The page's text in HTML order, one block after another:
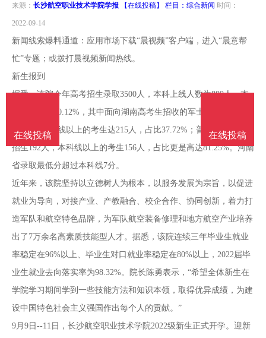
稿
来源： 长沙航空职业技术学院学报 【在线投稿】 栏目： 综合新闻 时间：
2022-09-14
新闻线索爆料通道：应用市场下载“晨视频”客户端，进入“晨意帮
忙”专题；或拨打晨视频新闻热线。
新生报到
据悉，该院今年高考招生录取3500人，本科上线人数为889人，本
科上线率为30.12%，其中面向湖南高考生招收的军士类（物理）有
570人，本科线以上的考生达215人，占比37.72%；普通类（物理）
招生192人，本科线以上的考生156人，占比更是高达81.25%。河南
省录取最低分超过本科线7分。
近年来，该院坚持以立德树人为根本，以服务发展为宗旨，以促进
就业为导向，对接产业、产教融合、校企合作、协同创新，着力打
造军队和航空特色品牌，为军队航空装备修理和地方航空产业培养
出了7万余名高素质技能型人才。据悉，该院连续三年毕业生就业
率稳定在96%以上、毕业生对口就业率稳定在80%以上，2022届毕
业生就业去向落实率为98.32%。院长陈勇表示，“希望全体新生在
学院学习期间学到一些技能方法和知识本领，取得优异成绩，为建
设中国特色社会主义强国作出每个人的贡献。”
9月9日--11日，长沙航空职业技术学院2022级新生正式开学。迎新
在线投稿
在线投稿